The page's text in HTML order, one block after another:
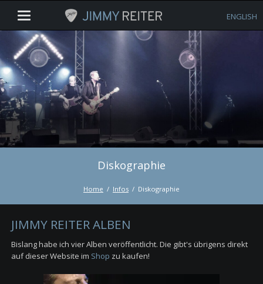
ENGLISH
Diskographie
Home Infos Diskographie
JIMMY REITER ALBEN
Bislang habe ich vier Alben veröffentlicht. Die gibt's übrigens direkt
auf dieser Website im Shop zu kaufen!